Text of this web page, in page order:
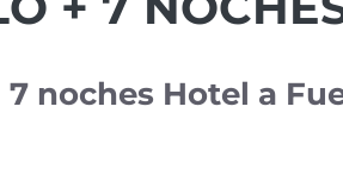
7 noches Hotel a